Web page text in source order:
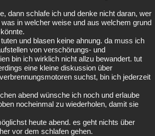
dann schlafe ich und denke nicht daran, wer
in welcher weise und aus welchem grund
und blasen keine ahnung. da muss ich
von verschörungs- und
bin ich wirklich nicht allzu bewandert. tut
eine kleine diskussion über
suchst, bin ich jederzeit
abend wünsche ich noch und erlaube
nocheinmal zu wiederholen, damit sie
heute abend. es geht nichts über
vor dem schlafen gehen.